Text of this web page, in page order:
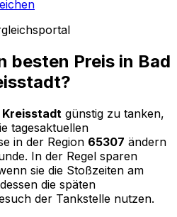
besten Preis in Bad
?
Kreisstadt günstig zu tanken,
tagesaktuellen
in der Region 65307 ändern
In der Regel sparen
sie die Stoßzeiten am
die späten
der Tankstelle nutzen.